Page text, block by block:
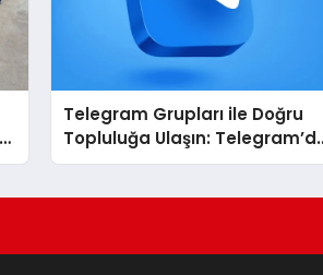
Telegram Grupları ile Doğru
Topluluğa Ulaşın:
İlgi Alanına Uygun Grup